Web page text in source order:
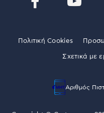
Πολιτική Cookies
Σχετικά με
Αριθμός